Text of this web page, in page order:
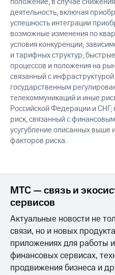
деятельность, включая
успешность интеграции
возможные изменения по
условия конкуренции;
и тарифных структур;
процессов и положения на
связанный с
государственным
телекоммуникаций и иные
Российской Федерации и СНГ;
риск, связанный с
усугубление описанных выше
факторов риска.
МТС — связь и
сервисов
Актуальные новости не
связи, но и новых
приложениях для работы
финансовых сервисах,
продвижения бизнеса и